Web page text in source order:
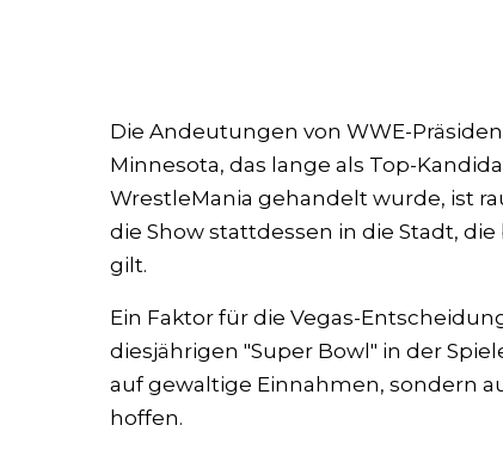
Die Andeutungen von WWE-
Minnesota, das lange als Top-
WrestleMania gehandelt wurde, ist
die Show stattdessen in die Stadt,
gilt.
Ein Faktor für die Vegas-
diesjährigen "Super Bowl" in der
auf gewaltige Einnahmen, sondern
hoffen.